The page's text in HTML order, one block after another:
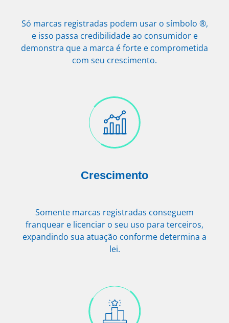
Só marcas registradas podem usar o símbolo ®,
e isso passa credibilidade ao consumidor e
demonstra que a marca é forte e comprometida
com seu crescimento.
Crescimento
Somente marcas registradas conseguem
franquear e licenciar o seu uso para terceiros,
expandindo sua atuação conforme determina a
lei.